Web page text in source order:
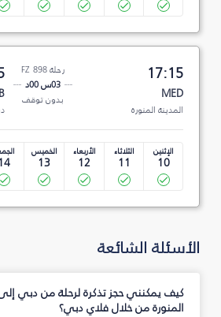
17:15
MED
المدينة المنورة
رحلة FZ 898
03س 00د
بدون توقف
الإثنين
10
الثلاثاء
11
الأربعاء
12
الخميس
13
14
الأسئلة الشائعة
كيف يمكنني حجز تذكرة لرحلة من دبي
المنورة من خلال فلاي دبي؟